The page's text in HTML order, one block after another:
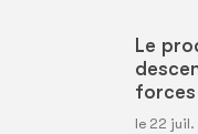
Le
forces
le 22